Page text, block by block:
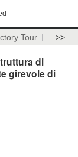
Tour >>
di
girevole di